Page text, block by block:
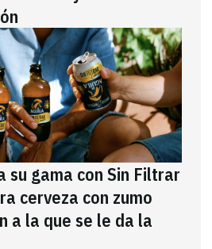
su gama con Sin Filtrar
cerveza con zumo
a la que se le da la